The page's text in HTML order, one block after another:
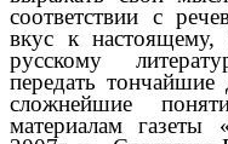
соответствии с
вкус к настоящему,
русскому
передать
сложнейшие
материалам